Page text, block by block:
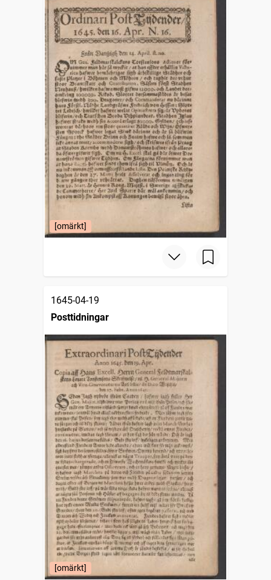
[omärkt]
1645-04-19
Posttidningar
[omärkt]